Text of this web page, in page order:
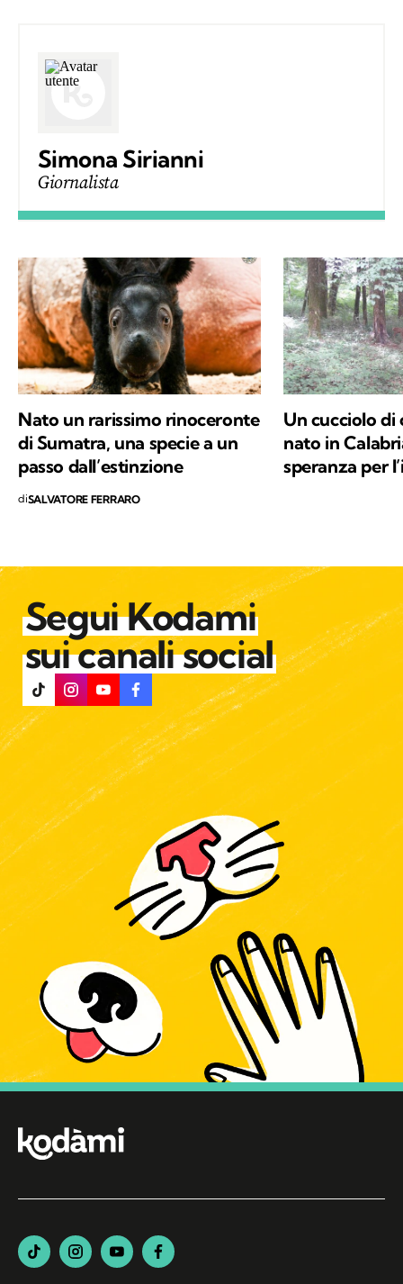
Simona Sirianni
Giornalista
Nato un rarissimo rinoceronte
di Sumatra, una specie a un
passo dall’estinzione
diSALVATORE FERRARO
Un cucciolo di
nato in
speranza per
Segui Kodami
sui canali social